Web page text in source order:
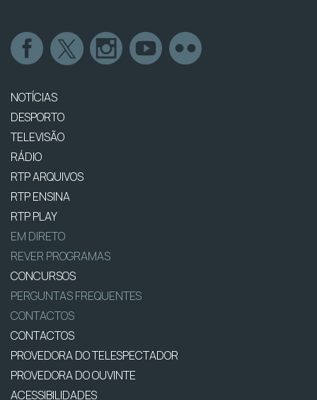
NOTÍCIAS
DESPORTO
TELEVISÃO
RÁDIO
RTP ARQUIVOS
RTP ENSINA
RTP PLAY
EM DIRETO
REVER PROGRAMAS
CONCURSOS
PERGUNTAS FREQUENTES
CONTACTOS
CONTACTOS
PROVEDORA DO TELESPECTADOR
PROVEDORA DO OUVINTE
ACESSIBILIDADES